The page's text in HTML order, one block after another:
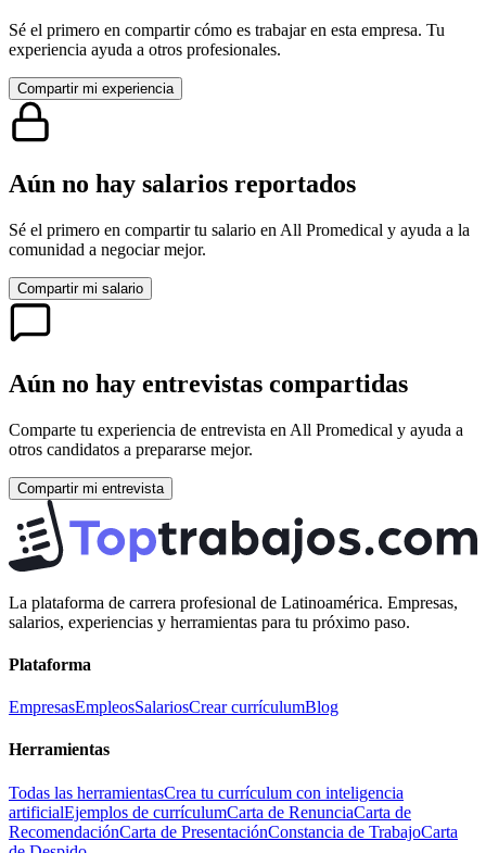
Sé el primero en compartir cómo es trabajar en esta empresa. Tu
experiencia ayuda a otros profesionales.
Compartir mi experiencia
Aún no hay salarios reportados
Sé el primero en compartir tu salario en All Promedical y ayuda a la
comunidad a negociar mejor.
Compartir mi salario
Aún no hay entrevistas compartidas
Comparte tu experiencia de entrevista en All Promedical y ayuda a
otros candidatos a prepararse mejor.
Compartir mi entrevista
La plataforma de carrera profesional de Latinoamérica. Empresas,
salarios, experiencias y herramientas para tu próximo paso.
Plataforma
EmpresasEmpleosSalariosCrear currículumBlog
Herramientas
Todas las herramientasCrea tu currículum con inteligencia
artificialEjemplos de currículumCarta de RenunciaCarta de
RecomendaciónCarta de PresentaciónConstancia de TrabajoCarta